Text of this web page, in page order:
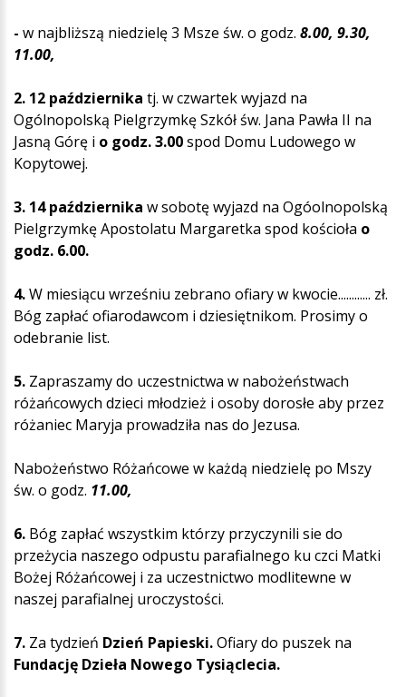
- w najbliższą niedzielę 3 Msze św. o godz. 8.00, 9.30,
11.00,
2. 12 października tj. w czwartek wyjazd na
Ogólnopolską Pielgrzymkę Szkół św. Jana Pawła II na
Jasną Górę i o godz. 3.00spod Domu Ludowego w
Kopytowej.
3. 14 października w sobotę wyjazd na Ogóolnopolską
Pielgrzymkę Apostolatu Margaretka spod kościoła o
godz. 6.00.
4.W miesiącu wrześniu zebrano ofiary w kwocie............ zł.
Bóg zapłać ofiarodawcom i dziesiętnikom. Prosimy o
odebranie list.
5. Zapraszamy do uczestnictwa w nabożeństwach
różańcowych dzieci młodzież i osoby dorosłe aby przez
różaniec Maryja prowadziła nas do Jezusa.
Nabożeństwo Różańcowe w każdą niedzielę po Mszy
św. o godz. 11.00,
6. Bóg zapłać wszystkim którzy przyczynili sie do
przeżycia naszego odpustu parafialnego ku czci Matki
Bożej Różańcowej i za uczestnictwo modlitewne w
naszej parafialnej uroczystości.
7. Za tydzień Dzień Papieski.Ofiary do puszek na
Fundację Dzieła Nowego Tysiąclecia.